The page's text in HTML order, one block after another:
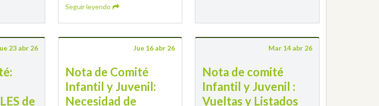
Seguir leyendo
23 abr 26
de
Jue 16 abr 26
Nota de Comité
Infantil y Juvenil:
Necesidad de
Mar 14 abr 26
Nota de comité
Infantil y Juvenil :
Vueltas y Listados